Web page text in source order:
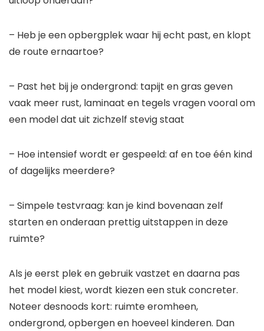
– Heb je een opbergplek waar hij echt past, en klopt
de route ernaartoe?
– Past het bij je ondergrond: tapijt en gras geven
vaak meer rust, laminaat en tegels vragen vooral om
een model dat uit zichzelf stevig staat
– Hoe intensief wordt er gespeeld: af en toe één kind
of dagelijks meerdere?
– Simpele testvraag: kan je kind bovenaan zelf
starten en onderaan prettig uitstappen in deze
ruimte?
Als je eerst plek en gebruik vastzet en daarna pas
het model kiest, wordt kiezen een stuk concreter.
Noteer desnoods kort: ruimte eromheen,
ondergrond, opbergen en hoeveel kinderen. Dan